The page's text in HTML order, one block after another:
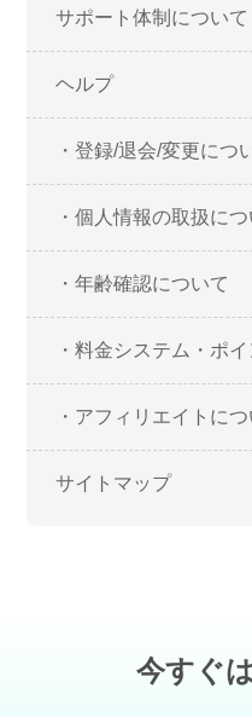
サポート体制について
ヘルプ
・登録/退会/変更につ
・個人情報の取扱につ
・年齢確認について
・料金システム・ポ
・アフィリエイトにつ
サイトマップ
今すぐ